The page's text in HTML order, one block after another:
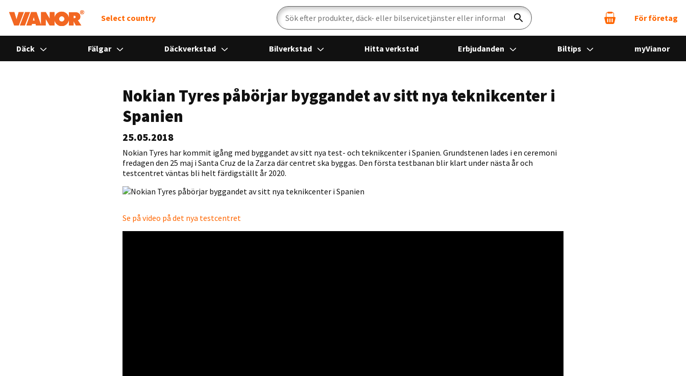
Select country Sök För företag
Däck Fälgar Däckverkstad Bilverkstad Hitta verkstad Erbjudanden Biltips myVianor
Nokian Tyres påbörjar byggandet av sitt nya teknikcenter i
Spanien
25.05.2018
Nokian Tyres har kommit igång med byggandet av sitt nya test- och teknikcenter i Spanien. Grundstenen lades i en ceremoni
fredagen den 25 maj i Santa Cruz de la Zarza där centret ska byggas. Den första testbanan blir klart under nästa år och
testcentret väntas bli helt färdigställt år 2020.
Se på video på det nya testcentret